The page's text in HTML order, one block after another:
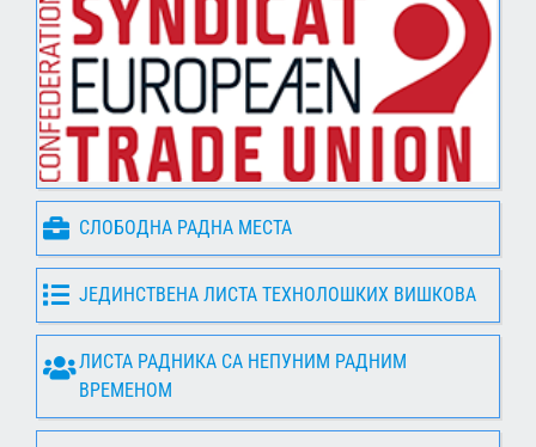
СЛОБОДНА РАДНА МЕСТА
ЈЕДИНСТВЕНА ЛИСТА ТЕХНОЛОШКИХ ВИШКОВА
ЛИСТА РАДНИКА СА НЕПУНИМ РАДНИМ
ВРЕМЕНОМ